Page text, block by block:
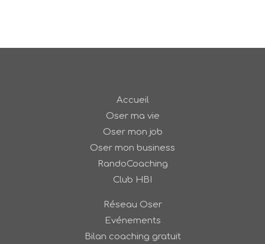
Accueil
Oser ma vie
Oser mon job
Oser mon business
RandoCoaching
Club HBI
Réseau Oser
Evénements
Bilan coaching gratuit